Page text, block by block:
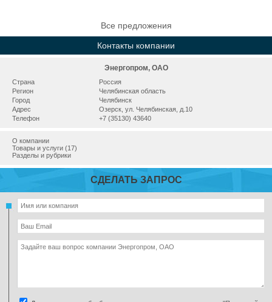
Все предложения
Контакты компании
Энергопром, ОАО
Страна
Россия
Регион
Челябинская область
Город
Челябинск
Адрес
Озерск, ул. Челябинская, д.10
Телефон
+7 (35130) 43640
О компании
Товары и услуги (17)
Разделы и рубрики
СДЕЛАТЬ ЗАПРОС